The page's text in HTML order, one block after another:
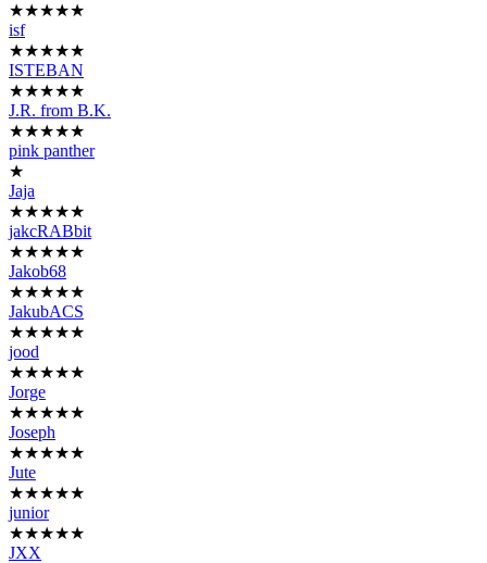
★★★★★
isf
★★★★★
ISTEBAN
★★★★★
J.R. from B.K.
★★★★★
pink panther
★
Jaja
★★★★★
jakcRABbit
★★★★★
Jakob68
★★★★★
JakubACS
★★★★★
jood
★★★★★
Jorge
★★★★★
Joseph
★★★★★
Jute
★★★★★
junior
★★★★★
JXX